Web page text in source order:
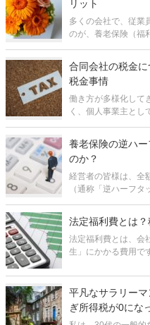
リット
多くの会社で、従業
のが、養老保険（福
とよく活用されてい
きるという形で税制
合同会社の税金
税金事情
働き方が多様化して
く、個人事業主とし
ずいらっしゃるでし
定してき
養老保険の逆ハ
のか？
経営者の皆様は、全
（通称「逆ハーフ
料の全額を損金とで
職金に活用できると
法定福利費とは
法定福利費とは、会
生」にかかる費用で
る法定福利費の平均
負担とは言え
平凡なサラリー
ぎ所得税が0にな